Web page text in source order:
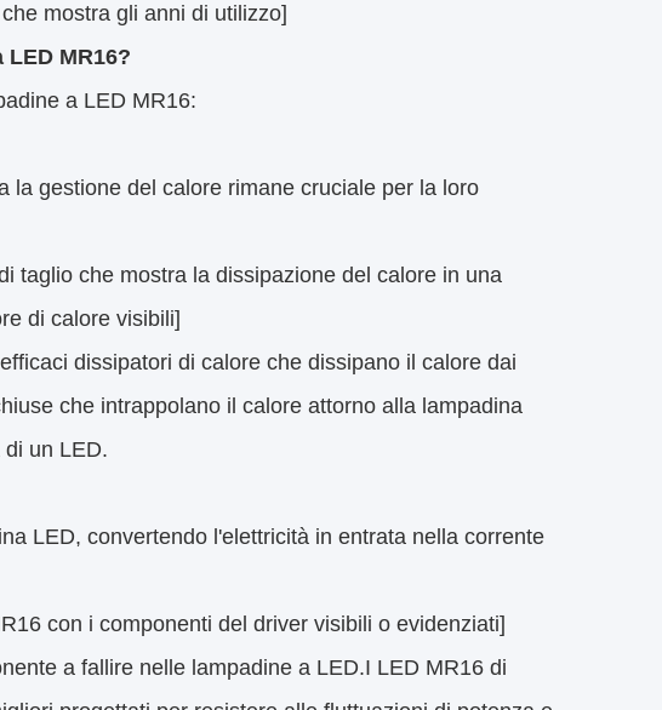
mostra gli anni di utilizzo]
MR16?
a LED MR16:
la gestione del calore rimane cruciale per la loro
taglio che mostra la dissipazione del calore in una
di calore visibili]
dissipatori di calore che dissipano il calore dai
che intrappolano il calore attorno alla lampadina
un LED.
LED, convertendo l'elettricità in entrata nella corrente
con i componenti del driver visibili o evidenziati]
a fallire nelle lampadine a LED.I LED MR16 di